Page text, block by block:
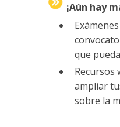
¡Aún hay
que
Recursos
ampliar
sobre la